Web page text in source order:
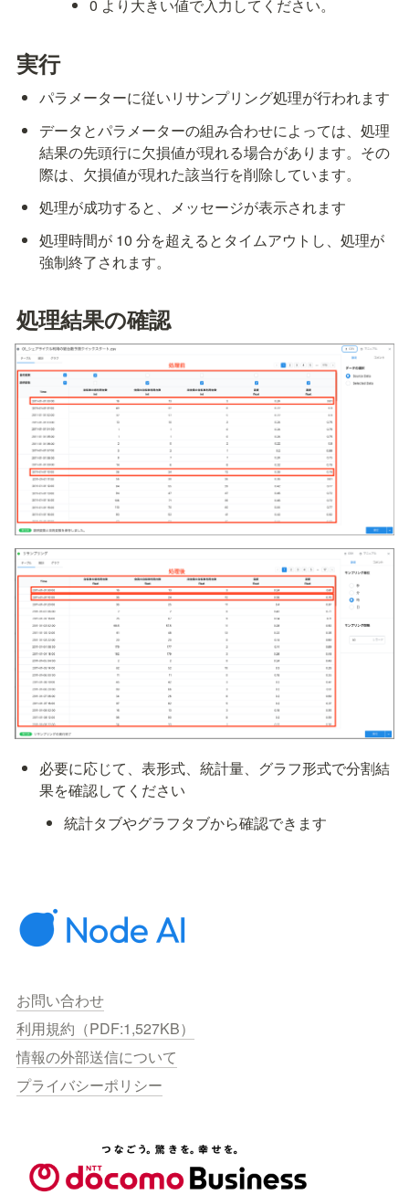
0 より大きい値で入力してください。
実行
パラメーターに従いリサンプリング処理が行われます
データとパラメーターの組み合わせによっては、処理
結果の先頭行に欠損値が現れる場合があります。その
際は、欠損値が現れた該当行を削除しています。
処理が成功すると、メッセージが表示されます
処理時間が 10 分を超えるとタイムアウトし、処理が
強制終了されます。
処理結果の確認
必要に応じて、表形式、統計量、グラフ形式で分割結
果を確認してください
統計タブやグラフタブから確認できます
お問い合わせ
利用規約（PDF:1,527KB）
情報の外部送信について
プライバシーポリシー